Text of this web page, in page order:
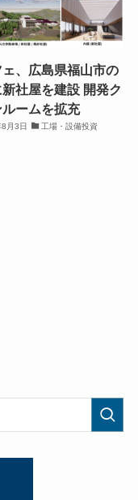
ェ、広島県福山市の
社屋を建設 開発ク
ルームを拡充
月3日 工場・設備投資